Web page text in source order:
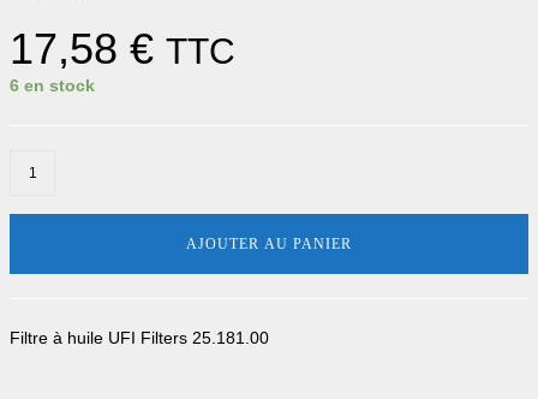
17,58 € TTC
6 en stock
AJOUTER AU PANIER
Filtre à huile UFI Filters 25.181.00